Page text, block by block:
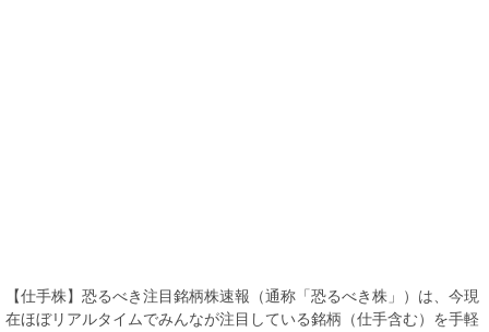
【仕手株】恐るべき注目銘柄株速報（通称「恐るべき株」）は、今現
在ほぼリアルタイムでみんなが注目している銘柄（仕手含む）を手軽